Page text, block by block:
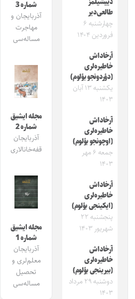
طالعی‌دیر
چهارشنبه ۶
فروردین ۱۴۰۴
آرخاداش
خاطیره‌لری
(دؤردونجو بؤلوم)
یکشنبه ۱۳ آبان
۱۴۰۳
آرخاداش
خاطیره‌لری
(اوچونجو بؤلوم)
جمعه ۶ مهر
۱۴۰۳
آرخاداش
خاطیره‌لری
(ایکینجی بؤلوم)
پنجشنبه ۲۲
شهریور ۱۴۰۳
آرخاداش
خاطیره‌لری
(بیرینجی بؤلوم)
دوشنبه ۲۹ مرداد
۱۴۰۳
شماره 3
آذربایجان و
مهاجرت
مساله‌سی
مجله ایشیق
شماره 2
آذربایجان
قفه‌خانالاری
مجله ایشیق
شماره 1
آذربایجان
معلم‌لری و
تحصیل
مساله‌سی